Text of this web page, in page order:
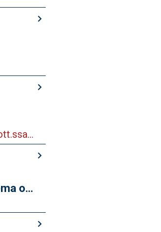
keyboard_arrow_right
keyboard_arrow_right
di
keyboard_arrow_right
o
keyboard_arrow_right